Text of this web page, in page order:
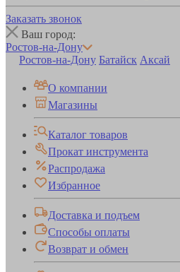
Заказать звонок
Ваш город:
Ростов-на-Дону
Ростов-на-Дону Батайск Аксай
О компании
Магазины
Каталог товаров
Прокат инструмента
Распродажа
Избранное
Доставка и подъем
Способы оплаты
Возврат и обмен